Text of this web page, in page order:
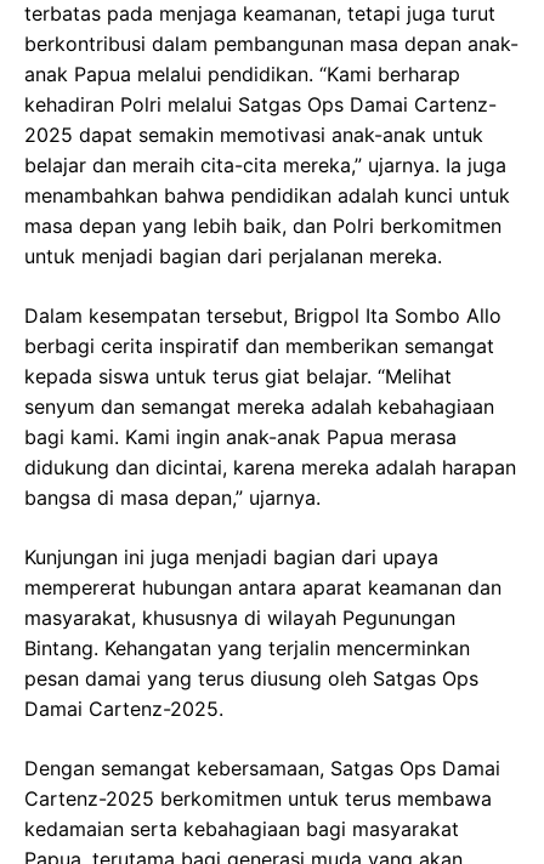
terbatas pada menjaga keamanan, tetapi juga turut
berkontribusi dalam pembangunan masa depan anak-
anak Papua melalui pendidikan. “Kami berharap
kehadiran Polri melalui Satgas Ops Damai Cartenz-
2025 dapat semakin memotivasi anak-anak untuk
belajar dan meraih cita-cita mereka,” ujarnya. Ia juga
menambahkan bahwa pendidikan adalah kunci untuk
masa depan yang lebih baik, dan Polri berkomitmen
untuk menjadi bagian dari perjalanan mereka.
Dalam kesempatan tersebut, Brigpol Ita Sombo Allo
berbagi cerita inspiratif dan memberikan semangat
kepada siswa untuk terus giat belajar. “Melihat
senyum dan semangat mereka adalah kebahagiaan
bagi kami. Kami ingin anak-anak Papua merasa
didukung dan dicintai, karena mereka adalah harapan
bangsa di masa depan,” ujarnya.
Kunjungan ini juga menjadi bagian dari upaya
mempererat hubungan antara aparat keamanan dan
masyarakat, khususnya di wilayah Pegunungan
Bintang. Kehangatan yang terjalin mencerminkan
pesan damai yang terus diusung oleh Satgas Ops
Damai Cartenz-2025.
Dengan semangat kebersamaan, Satgas Ops Damai
Cartenz-2025 berkomitmen untuk terus membawa
kedamaian serta kebahagiaan bagi masyarakat
Papua, terutama bagi generasi muda yang akan